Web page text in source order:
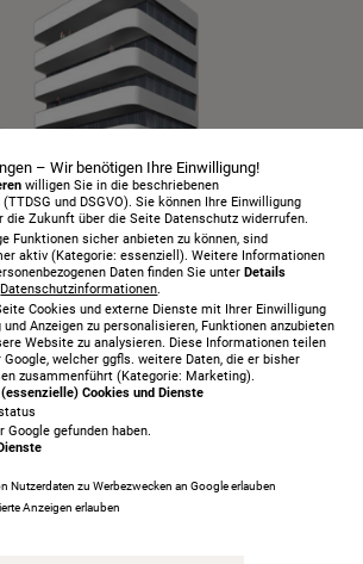
– Wir benötigen Ihre Einwilligung!
willigen Sie in die beschriebenen
und DSGVO). Sie können Ihre Einwilligung
Zukunft über die Seite Datenschutz widerrufen.
Funktionen sicher anbieten zu können, sind
aktiv (Kategorie: essenziell). Weitere Informationen
Daten finden Sie unterDetails
Datenschutzinformationen.
Cookies und externe Dienste mit Ihrer Einwilligung
und Anzeigen zu personalisieren, Funktionen anzubieten
Website zu analysieren. Diese Informationen teilen
welcher ggfls. weitere Daten, die er bisher
zusammenführt (Kategorie: Marketing).
Cookies und Dienste
Google gefunden haben.
Nutzerdaten zu Werbezwecken an Google erlauben
Anzeigen erlauben